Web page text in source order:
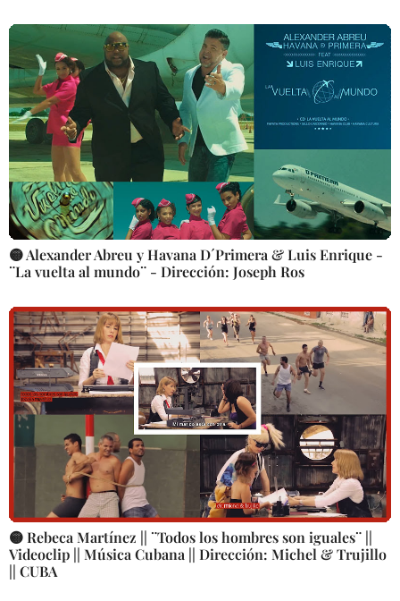
🟡 Alexander Abreu y Havana D´Primera & Luis Enrique -
¨La vuelta al mundo¨ - Dirección: Joseph Ros
🟡 Rebeca Martínez || ¨Todos los hombres son iguales¨ ||
Videoclip || Música Cubana || Dirección: Michel & Trujillo
|| CUBA